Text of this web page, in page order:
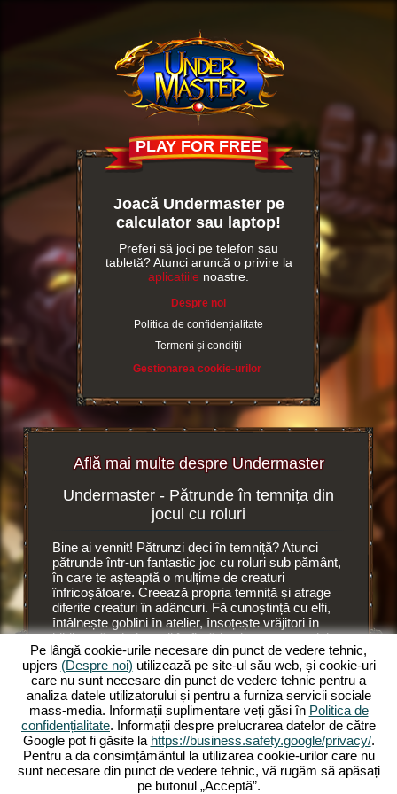
PLAY FOR FREE
Joacă Undermaster pe
calculator sau laptop!
Preferi să joci pe telefon sau
tabletă? Atunci aruncă o privire la
aplicațiile noastre.
Despre noi
Politica de confidențialitate
Termeni și condiții
Gestionarea cookie-urilor
Află mai multe despre Undermaster
Undermaster - Pătrunde în temnița din
jocul cu roluri
Bine ai vennit! Pătrunzi deci în temniță? Atunci
pătrunde într-un fantastic joc cu roluri sub pământ,
în care te așteaptă o mulțime de creaturi
înfricoșătoare. Creează propria temniță și atrage
diferite creaturi în adâncuri. Fă cunoștință cu elfi,
întâlnește goblini în atelier, însoțește vrăjitori în
bibliotecă, trimite troli în fierărie și crește moralul
de muncă a creaturilor sinistre cu ajutorul unui
succubus, o diavoliță cu bici. Deoareceîn
Undermasterte ocupi de numeroase ființe
fabuloase. Administrează temnița ta în jocul online
cu roluri și extinde-o pe mai multe nivele.
Decoreaz-o cu articole grozave, extinde camerele
și iluminează încăperile cu torțe colorate.
Experimentează intensitatea acestui joc online cu
roluri și pătrunde acum în Undermaster. Vrei să știi
ce te așteaptă? Atunci citește mai departe.
Este o
Acolo
ai
din
Elfii
place
pe
elfii.
să
Trebuie
Pe lângă cookie-urile necesare din punct de vedere tehnic,
upjers (Despre noi) utilizează pe site-ul său web, și cookie-uri
care nu sunt necesare din punct de vedere tehnic pentru a
analiza datele utilizatorului și pentru a furniza servicii sociale
mass-media. Informații suplimentare veți găsi în Politica de
confidențialitate. Informații despre prelucrarea datelor de către
Google pot fi găsite la https://business.safety.google/privacy/.
Pentru a da consimțământul la utilizarea cookie-urilor care nu
sunt necesare din punct de vedere tehnic, vă rugăm să apăsați
pe butonul „Acceptă”.